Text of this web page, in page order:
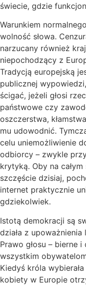
świecie, gdzie
Warunkiem
wolność słowa.
narzucany również
niepochodzący z
Tradycją europejską
publicznej
ścigać, jeżeli głosi
państwowe czy
oszczerstwa,
mu udowodnić.
celu uniemożliwienie
odbiorcy – zwykle
krytyką. Oby na
szczęście dzisiaj,
internet praktycznie
gdziekolwiek.
Istotą demokracji są
działa z
Prawo głosu – bierne
wszystkim
Kiedyś króla
kobiety w Europie